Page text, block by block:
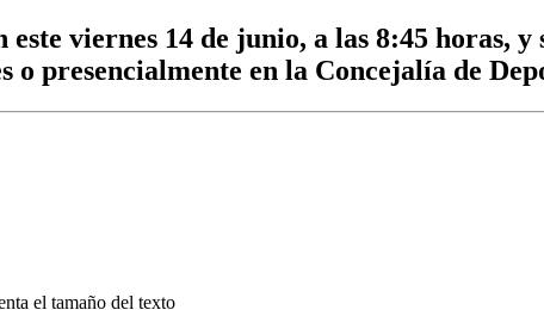
este viernes 14 de junio, a las 8:45 horas,
o presencialmente en la Concejalía de